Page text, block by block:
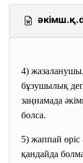
4)
бұзушылық деп
заңнамада
болса.
5) жаппай
қандайда